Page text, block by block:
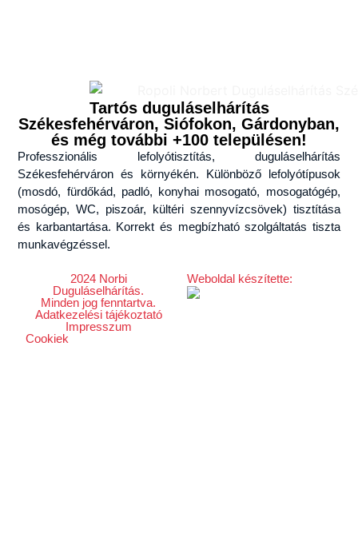
Tartós duguláselhárítás
Székesfehérváron, Siófokon, Gárdonyban,
és még további +100 településen!
Professzionális lefolyótisztítás, duguláselhárítás
Székesfehérváron és környékén. Különböző lefolyótípusok
(mosdó, fürdőkád, padló, konyhai mosogató, mosogatógép,
mosógép, WC, piszoár, kültéri szennyvízcsövek) tisztítása
és karbantartása. Korrekt és megbízható szolgáltatás tiszta
munkavégzéssel.
2024 Norbi
Duguláselhárítás.
Minden jog fenntartva.
Adatkezelési tájékoztató
Impresszum
Cookiek
Weboldal készítette: